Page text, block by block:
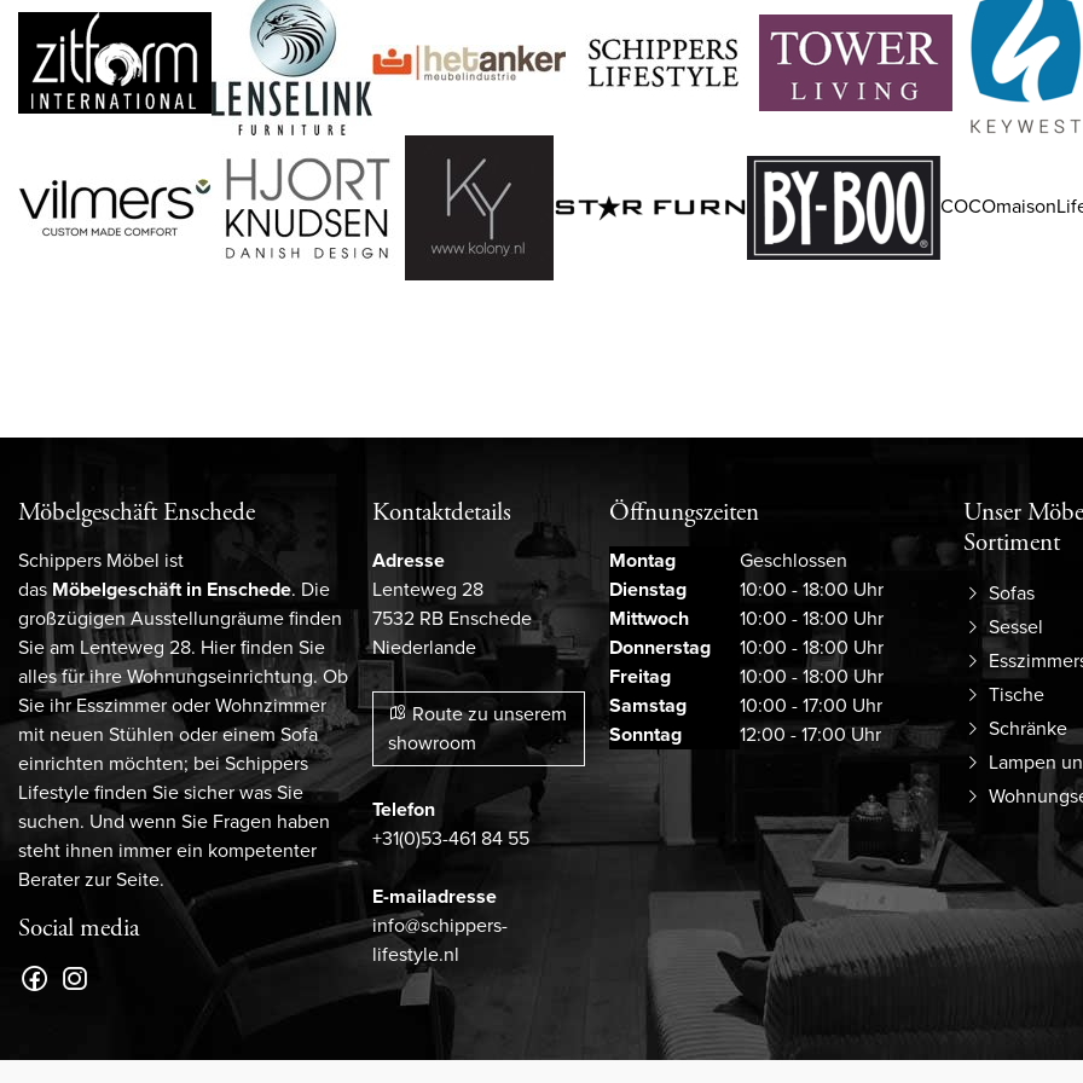
Möbelgeschäft Enschede
Schippers Möbel ist
das Möbelgeschäft in Enschede. Die
großzügigen Ausstellungräume finden
Sie am Lenteweg 28. Hier finden Sie
alles für ihre Wohnungseinrichtung. Ob
Sie ihr Esszimmer oder Wohnzimmer
mit neuen Stühlen oder einem Sofa
einrichten möchten; bei Schippers
Lifestyle finden Sie sicher was Sie
suchen. Und wenn Sie Fragen haben
steht ihnen immer ein kompetenter
Berater zur Seite.
Social media
Kontaktdetails
Adresse
Lenteweg 28
7532 RB Enschede
Niederlande
Route zu unserem
showroom
Telefon
+31(0)53-461 84 55
E-mailadresse
info@schippers-
lifestyle.nl
Öffnungszeiten
Montag
Geschlossen
Dienstag
10:00 - 18:00 Uhr
Mittwoch
10:00 - 18:00 Uhr
Donnerstag
10:00 - 18:00 Uhr
Freitag
10:00 - 18:00 Uhr
Samstag
10:00 - 17:00 Uhr
Sonntag
12:00 - 17:00 Uhr
Unser
Sortiment
Sofas
Sessel
Tische
Schränke
Lampen